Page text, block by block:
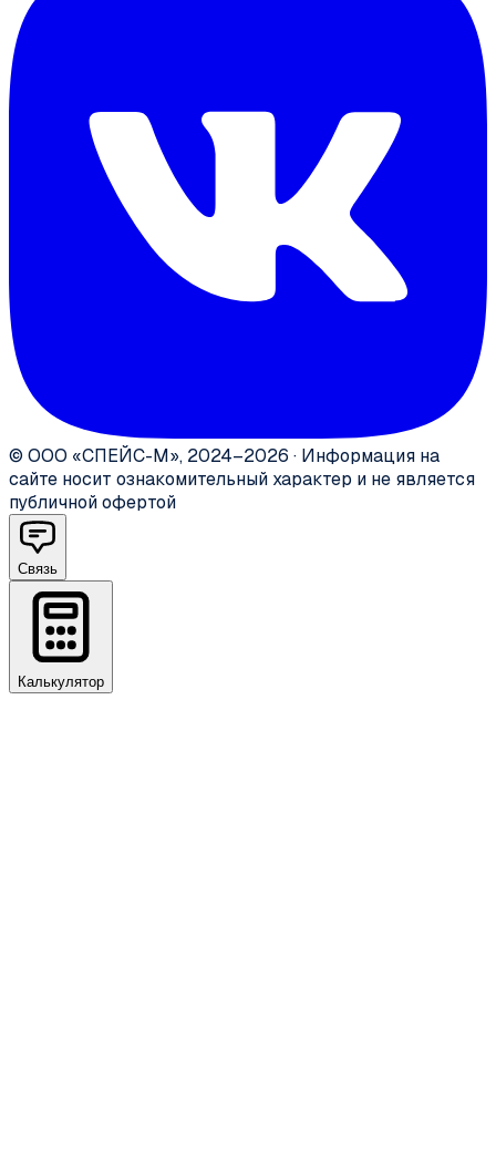
© ООО «СПЕЙС-М», 2024–2026 · Информация на
сайте носит ознакомительный характер и не является
публичной офертой
Связь
Калькулятор